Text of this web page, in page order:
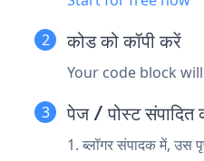
कोड को कॉपी करें
Your code block
पेज / पोस्ट संपादित
1. ब्लॉगर संपादक में, उस